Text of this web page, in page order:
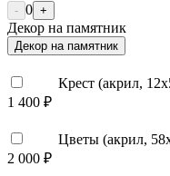
- 0 +
Декор на памятник
Декор на памятник
Крест (акрил,
1 400 ₽
Цветы (акрил,
2 000 ₽